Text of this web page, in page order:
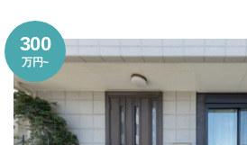
300
万円~